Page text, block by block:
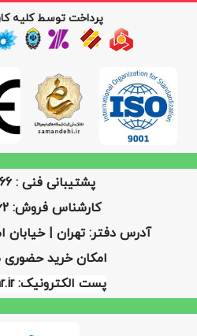
پرداخت توسط کلیه
پشتیبانی فنی : 02136419266
کارشناس فروش: 09101539362
آدرس دفتر: تهران | خیابان
امکان خرید
پست الکترونیک: info@endcar.ir